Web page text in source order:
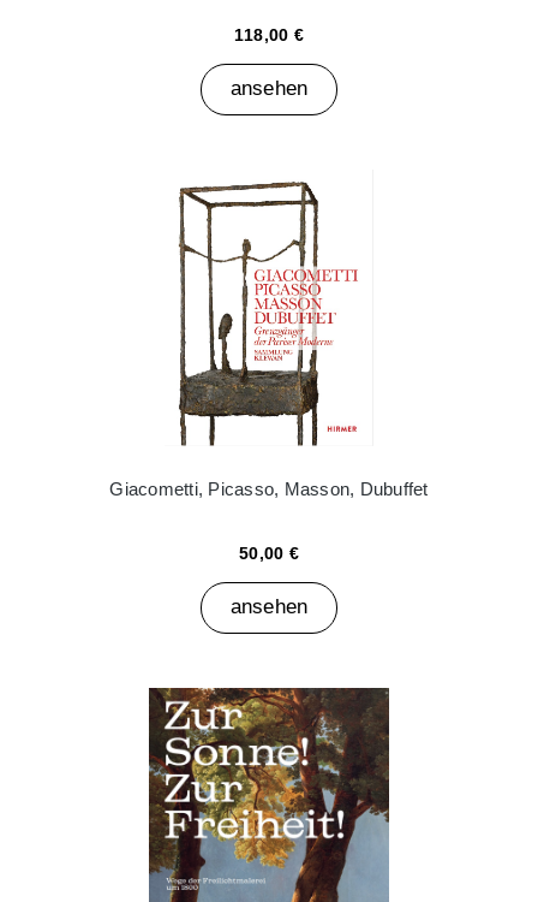
118,00 €
ansehen
Giacometti, Picasso, Masson, Dubuffet
50,00 €
ansehen